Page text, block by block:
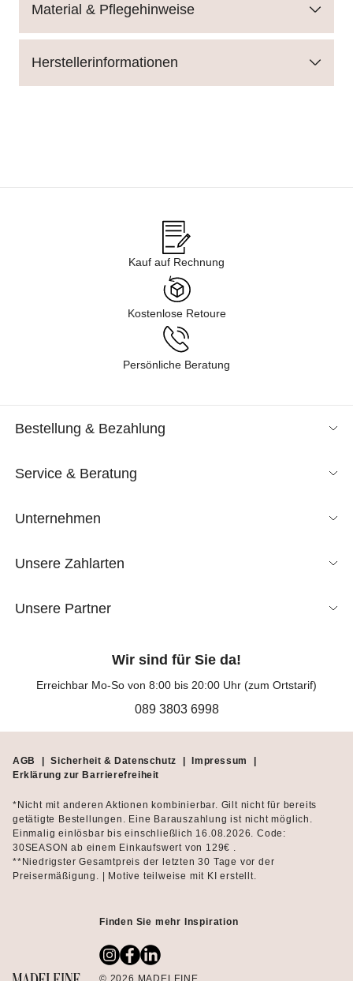
Material & Pflegehinweise
Herstellerinformationen
Kauf auf Rechnung
Kostenlose Retoure
Persönliche Beratung
Bestellung & Bezahlung
Service & Beratung
Unternehmen
Unsere Zahlarten
Unsere Partner
Wir sind für Sie da!
Erreichbar Mo-So von 8:00 bis 20:00 Uhr (zum Ortstarif)
089 3803 6998
AGB | Sicherheit & Datenschutz | Impressum
|
Erklärung zur Barrierefreiheit
*Nicht mit anderen Aktionen kombinierbar. Gilt nicht für bereits
getätigte Bestellungen. Eine Barauszahlung ist nicht möglich.
Einmalig einlösbar bis einschließlich 16.08.2026. Code:
30SEASON ab einem Einkaufswert von 129€ .
**Niedrigster Gesamtpreis der letzten 30 Tage vor der
Preisermäßigung. | Motive teilweise mit KI erstellt.
Finden Sie mehr Inspiration
© 2026 MADELEINE